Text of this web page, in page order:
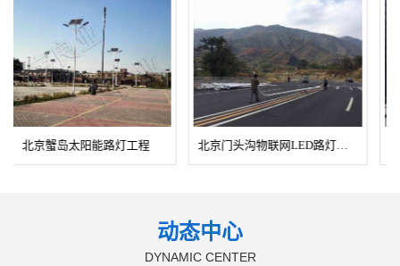
北京门头沟LED路灯工程
动态中心
DYNAMIC CENTER